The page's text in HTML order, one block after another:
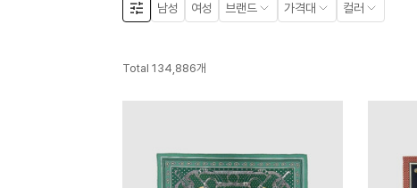
남성 여성 브랜드 가격대 컬러
Total 134,886개